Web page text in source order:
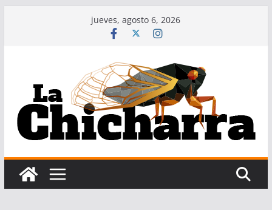
jueves, agosto 6, 2026